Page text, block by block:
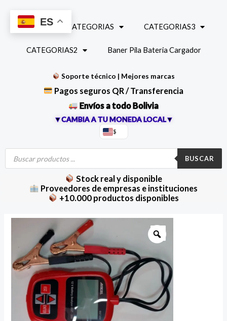
contenido
INICIO CATEGORIAS CATEGORIAS3
CATEGORIAS2 Baner Pila Bateria Cargador
Soporte técnico | Mejores marcas
Pagos seguros QR / Transferencia
Envíos a todo Bolivia
▼CAMBIA A TU MONEDA LOCAL▼
$
Búsqueda
productos
BUSCAR
Stock real y disponible
Proveedores de empresas e instituciones
+10.000 productos disponibles
Probador
bateria
digital
cantidad
ES